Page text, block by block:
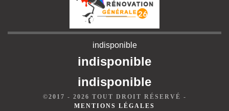
indisponible
indisponible
indisponible
©2017 - 2026 TOUT DROIT RÉSERVÉ -
MENTIONS LÉGALES